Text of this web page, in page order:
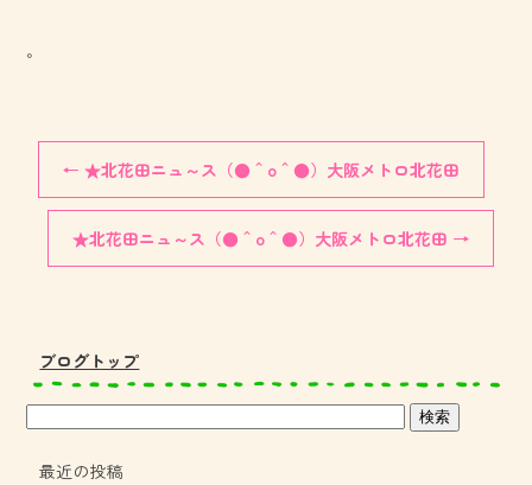
。
← ★北花田ニュ～ス（●＾o＾●）大阪メトロ北花田
★北花田ニュ～ス（●＾o＾●）大阪メトロ北花田 →
ブログトップ
最近の投稿